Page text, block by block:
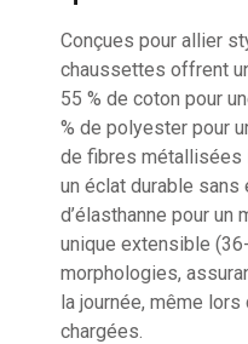
Conçues pour allier
chaussettes offrent
55 % de coton pour
% de polyester pour
de fibres métallisées
un éclat durable sans
d’élasthanne pour un
unique extensible
morphologies,
la journée, même
chargées.